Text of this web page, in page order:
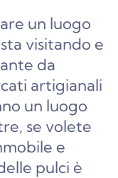
un luogo
visitando e
da
artigianali
un luogo
se volete
e
pulci è